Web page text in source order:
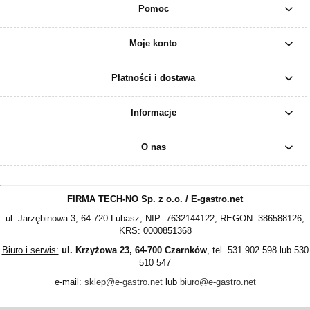
Pomoc
Moje konto
Płatności i dostawa
Informacje
O nas
FIRMA TECH-NO Sp. z o.o. / E-gastro.net
ul. Jarzębinowa 3, 64-720 Lubasz, NIP: 7632144122, REGON: 386588126,
KRS: 0000851368
Biuro i serwis: ul. Krzyżowa 23, 64-700 Czarnków, tel. 531 902 598 lub 530
510 547
e-mail: sklep@e-gastro.netlub biuro@e-gastro.net